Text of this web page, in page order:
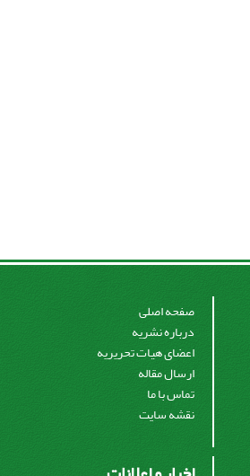
صفحه اصلی
درباره نشریه
اعضای هیات تحریریه
ارسال مقاله
تماس با ما
نقشه سایت